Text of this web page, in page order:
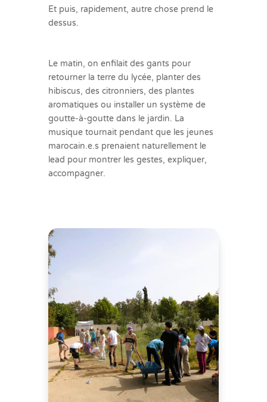
Et puis, rapidement, autre chose prend le
dessus.
Le matin, on enfilait des gants pour
retourner la terre du lycée, planter des
hibiscus, des citronniers, des plantes
aromatiques ou installer un système de
goutte-à-goutte dans le jardin. La
musique tournait pendant que les jeunes
marocain.e.s prenaient naturellement le
lead pour montrer les gestes, expliquer,
accompagner.